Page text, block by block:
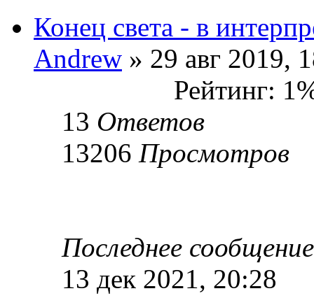
Конец света - в
Andrew » 29 авг 2019,
Рейтинг:
13 Ответов
13206 Просмотров
Последнее
13 дек 2021, 20:28